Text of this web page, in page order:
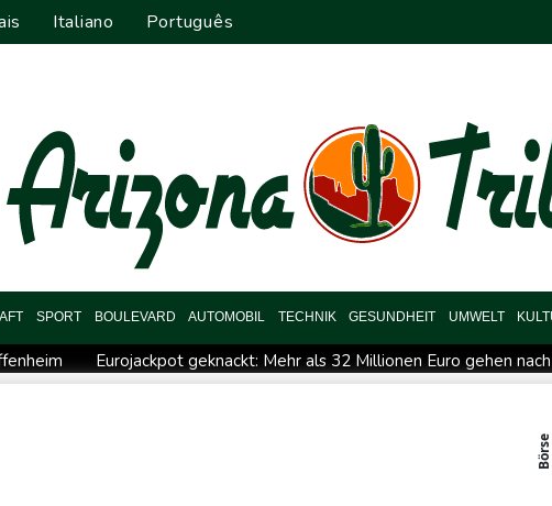
Italiano Português
SPORT BOULEVARD AUTOMOBIL TECHNIK GESUNDHEIT UMWELT
Eurojackpot geknackt: Mehr als 32 Millionen Euro gehen
US-Gericht setzt Bau von Trumps Ballsaal aus -
Selenskyj erstmals seit Beginn von
US-Berufungsgericht bestätigt
Börse